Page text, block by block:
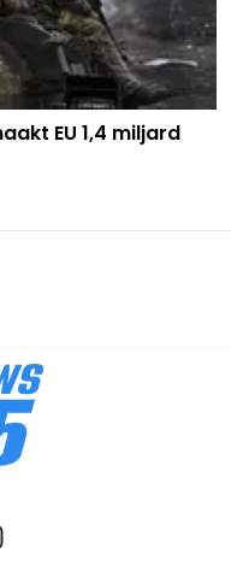
EU 1,4 miljard